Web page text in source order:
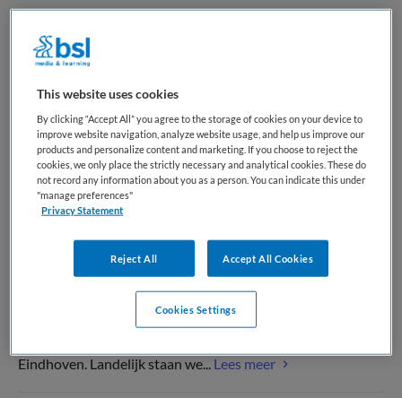
Ervaren
Vacature niet beschikbaar
Deze vacature Psychiater bij Catharina ziekenhuis is niet
meer actueel. Hieronder staan enkele vergelijkbare
vacatures die voor u wellicht interessant zijn.
Het Catharina Ziekenhuis is een modern, gastvrij en
Eindhoven. Landelijk staan we... Lees meer
This website uses cookies
By clicking “Accept All” you agree to the storage of cookies on your device to
improve website navigation, analyze website usage, and help us improve our
products and personalize content and marketing. If you choose to reject the
cookies, we only place the strictly necessary and analytical cookies. These do
not record any information about you as a person. You can indicate this under
"manage preferences"
Privacy Statement
Reject All Accept All Cookies
Cookies Settings